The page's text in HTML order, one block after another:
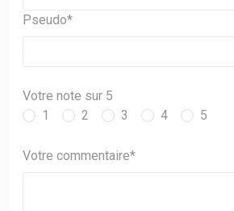
Pseudo*
Votre note sur 5
1
2 3 4 5
Votre commentaire*